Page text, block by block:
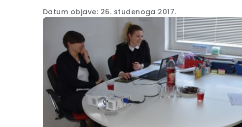
Datum objave: 26. studenoga 2017.